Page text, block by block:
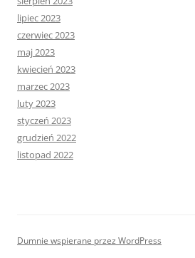
lipiec 2023
czerwiec 2023
maj 2023
kwiecień 2023
marzec 2023
luty 2023
styczeń 2023
grudzień 2022
listopad 2022
Dumnie wspierane przez WordPress